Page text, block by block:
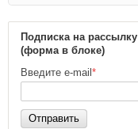
Подписка на рассылку
(форма в блоке)
Введите e-mail *
Отправить